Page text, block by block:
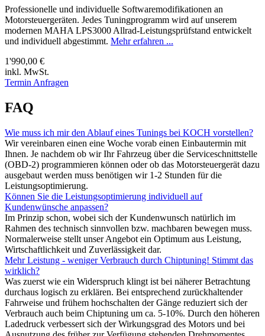
Professionelle und individuelle Softwaremodifikationen an
Motorsteuergeräten. Jedes Tuningprogramm wird auf unserem
modernen MAHA LPS3000 Allrad-Leistungsprüfstand entwickelt
und individuell abgestimmt. Mehr erfahren ...
1'990,00 €
inkl. MwSt.
Termin Anfragen
FAQ
Wie muss ich mir den Ablauf eines Tunings bei KOCH vorstellen?
Wir vereinbaren einen eine Woche vorab einen Einbautermin mit
Ihnen. Je nachdem ob wir Ihr Fahrzeug über die Serviceschnittstelle
(OBD-2) programmieren können oder ob das Motorsteuergerät dazu
ausgebaut werden muss benötigen wir 1-2 Stunden für die
Leistungsoptimierung.
Können Sie die Leistungsoptimierung individuell auf
Kundenwünsche anpassen?
Im Prinzip schon, wobei sich der Kundenwunsch natürlich im
Rahmen des technisch sinnvollen bzw. machbaren bewegen muss.
Normalerweise stellt unser Angebot ein Optimum aus Leistung,
Wirtschaftlichkeit und Zuverlässigkeit dar.
Mehr Leistung - weniger Verbrauch durch Chiptuning! Stimmt das
wirklich?
Was zuerst wie ein Widerspruch klingt ist bei näherer Betrachtung
durchaus logisch zu erklären. Bei entsprechend zurückhaltender
Fahrweise und frühem hochschalten der Gänge reduziert sich der
Verbrauch auch beim Chiptuning um ca. 5-10%. Durch den höheren
Ladedruck verbessert sich der Wirkungsgrad des Motors und bei